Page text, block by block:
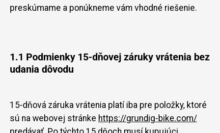
preskúmame a ponúkneme vám vhodné riešenie.
1.1 Podmienky 15-dňovej záruky vrátenia bez
udania dôvodu
15-dňová záruka vrátenia platí iba pre položky, ktoré
sú na webovej stránke https://grundig-bike.com/